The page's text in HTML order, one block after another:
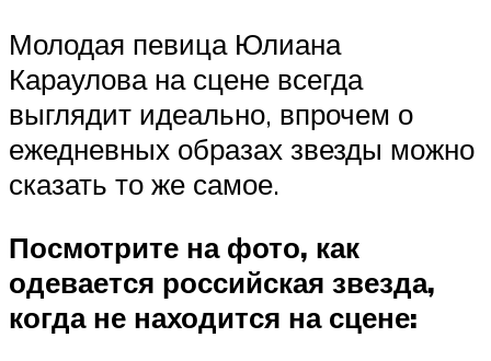
Молодая певица Юлиана
Караулова на сцене всегда
выглядит идеально, впрочем о
ежедневных образах звезды можно
сказать то же самое.
Посмотрите на фото, как
одевается российская звезда,
когда не находится на сцене: